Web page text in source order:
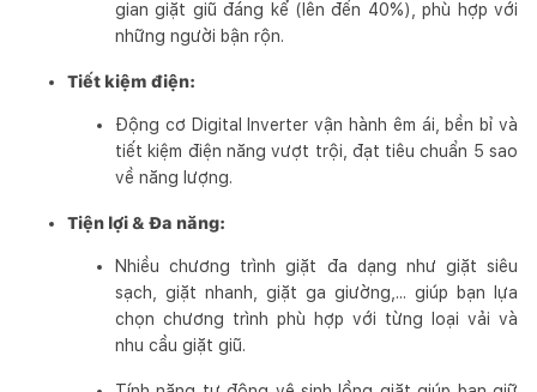
gian giặt giũ đáng kể (lên đến 40%), phù hợp với
những người bận rộn.
Tiết kiệm điện:
Động cơ Digital Inverter vận hành êm ái, bền bỉ và
tiết kiệm điện năng vượt trội, đạt tiêu chuẩn 5 sao
về năng lượng.
Tiện lợi & Đa năng:
Nhiều chương trình giặt đa dạng như giặt siêu
sạch, giặt nhanh, giặt ga giường,... giúp bạn lựa
chọn chương trình phù hợp với từng loại vải và
nhu cầu giặt giũ.